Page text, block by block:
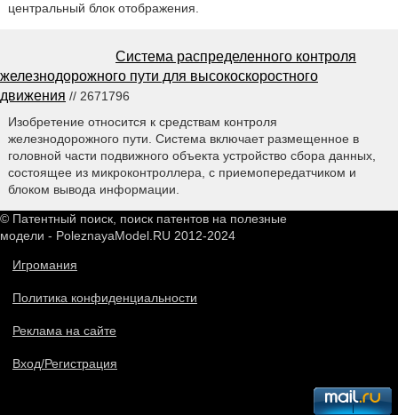
центральный блок отображения.
Система распределенного контроля
железнодорожного пути для высокоскоростного
движения // 2671796
Изобретение относится к средствам контроля
железнодорожного пути. Система включает размещенное в
головной части подвижного объекта устройство сбора данных,
состоящее из микроконтроллера, с приемопередатчиком и
блоком вывода информации.
© Патентный поиск, поиск патентов на полезные
модели - PoleznayaModel.RU 2012-2024
Игромания
Политика конфиденциальности
Реклама на сайте
Вход/Регистрация